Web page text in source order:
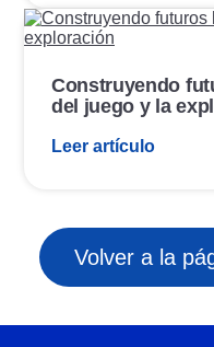
b
l
i
E
n
Construyendo
del juego y la
Leer artículo
Volver a la